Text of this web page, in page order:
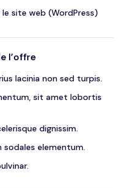
site web (WordPress)
l’offre
lacinia non sed turpis.
sit amet lobortis
dignissim.
sodales elementum.